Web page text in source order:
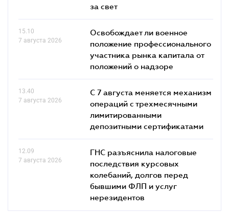
за свет
15.10
7 августа 2026
Освобождает ли военное
положение профессионального
участника рынка капитала от
положений о надзоре
13.40
7 августа 2026
С 7 августа меняется механизм
операций с трехмесячными
лимитированными
депозитными сертификатами
12.09
7 августа 2026
ГНС разъяснила налоговые
последствия курсовых
колебаний, долгов перед
бывшими ФЛП и услуг
нерезидентов